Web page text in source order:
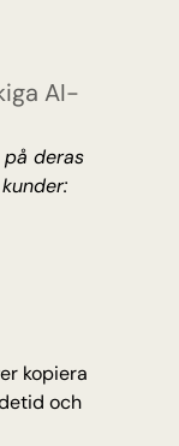
AI-
deras
kopiera
och